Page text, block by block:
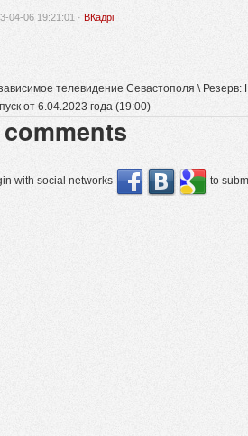
04-06 19:21:01 · ВКадрі
телевидение Севастополя \
от 6.04.2023 года (19:00)
comments
with social networks to